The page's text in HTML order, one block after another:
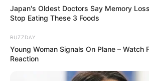
Володимир Жилкін
Окрім того, за відомостями
Japan's Oldest Doctors Say Memory
Stop Eating These 3 Foods
BUZZDAY
Young Woman Signals On Plane – Watch
Reaction